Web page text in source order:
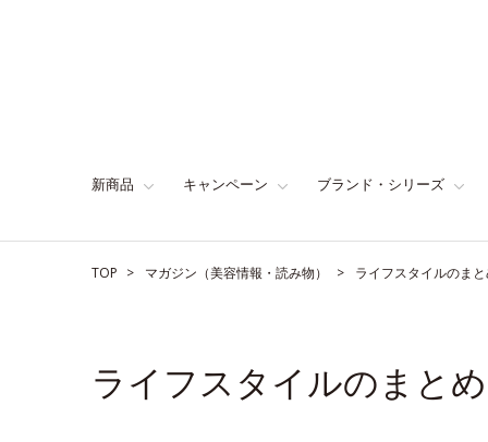
新商品 キャンペーン ブランド・シリーズ
TOP マガジン（美容情報・読み物） ライフスタイルのま
ライフスタイルのまとめ